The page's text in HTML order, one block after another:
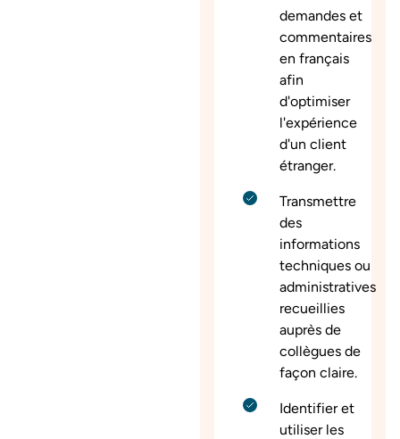
demandes et
commentaires
en français
afin
d'optimiser
l'expérience
d'un client
étranger.
Transmettre
des
informations
techniques ou
administratives
recueillies
auprès de
collègues de
façon claire.
Identifier et
utiliser les